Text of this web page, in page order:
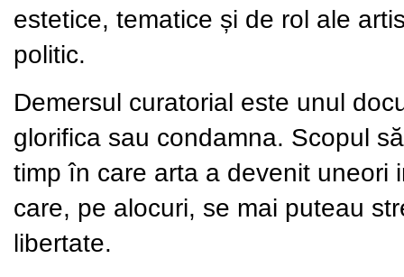
estetice, tematice și de rol ale
politic.
Demersul curatorial este unul
glorifica sau condamna. Scopul
timp în care arta a devenit uneori
care, pe alocuri, se mai puteau
libertate.